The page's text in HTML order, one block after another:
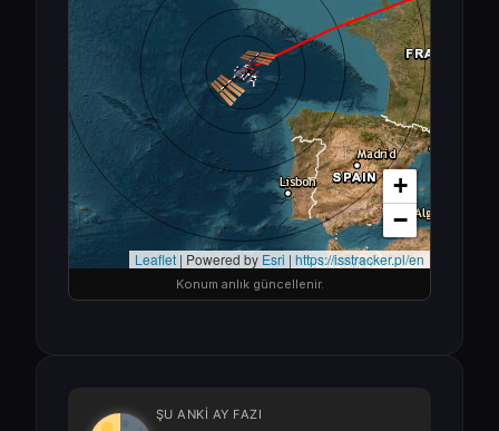
Konum anlık güncellenir.
ŞU ANKİ AY FAZI